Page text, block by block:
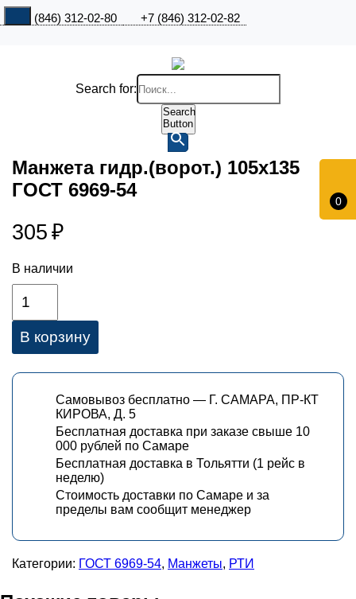
+7 (846) 312-02-80 +7 (846) 312-02-82
0
Search for:
Search
Button
Манжета гидр.(ворот.) 105х135
ГОСТ 6969-54
305 ₽
В наличии
В корзину
Самовывоз бесплатно — Г. САМАРА, ПР-КТ
КИРОВА, Д. 5
Бесплатная доставка при заказе свыше 10
000 рублей по Самаре
Бесплатная доставка в Тольятти (1 рейс в
неделю)
Стоимость доставки по Самаре и за
пределы вам сообщит менеджер
Категории: ГОСТ 6969-54, Манжеты, РТИ